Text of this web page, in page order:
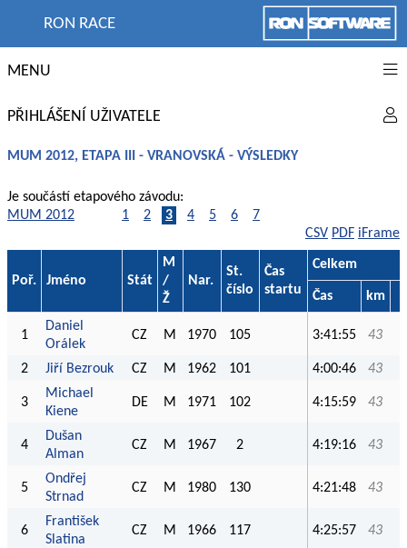
RON RACE
MENU
PŘIHLÁŠENÍ UŽIVATELE
MUM 2012, ETAPA III - VRANOVSKÁ - VÝSLEDKY
Je součástí etapového závodu:
MUM 2012
1 2 3 4 5 6
7
CSV PDF iFrame
Poř. Jméno Stát
M
/
Ž
Nar.
St.
číslo
Čas
startu
Celkem
Čas km
1
Daniel
Orálek
CZ M 1970 105 3:41:55 43
2 Jiří Bezrouk CZ M 1962 101 4:00:46 43
3
Michael
Kiene
DE M 1971 102 4:15:59 43
4
Dušan
Alman
CZ M 1967 2 4:19:16 43
5
Ondřej
Strnad
CZ M 1980 130 4:21:48 43
6
František
Slatina
CZ M 1966 117 4:25:57 43